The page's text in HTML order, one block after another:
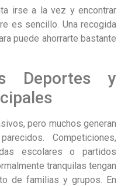
irse a la vez y encontrar
es sencillo. Una recogida
puede ahorrarte bastante
Deportes y
pero muchos generan
Competiciones,
escolares o partidos
tranquilas tengan
de familias y grupos. En